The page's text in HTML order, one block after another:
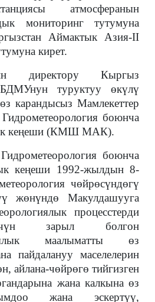
атмосферанын
мониторинг тутумуна
Аймактык Азия-II
кирет.
директору Кыргыз
БДМУнун туруктуу өкүлү
карандысыз Мамлекеттер
боюнча
кеңеши (КМШ МАК).
боюнча
кеңеши 1992-жылдын 8-
чөйрөсүндөгү
жөнүндө Макулдашууга
процесстерди
зарыл болгон
маалыматты өз
пайдалануу маселелерин
айлана-чөйрөгө тийгизген
жана калкына өз
жана эскертүү,